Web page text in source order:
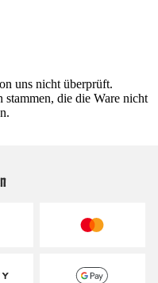
uns nicht überprüft.
die die Ware nicht